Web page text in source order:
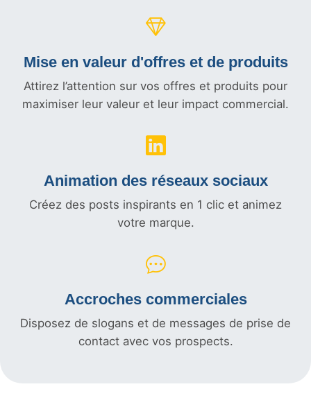
Mise en valeur d'offres et de produits
Attirez l’attention sur vos offres et produits pour
maximiser leur valeur et leur impact commercial.
Animation des réseaux sociaux
Créez des posts inspirants en 1 clic et animez
votre marque.
Accroches commerciales
Disposez de slogans et de messages de prise de
contact avec vos prospects.